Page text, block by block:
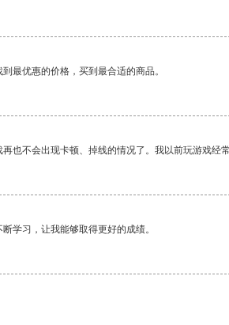
最优惠的价格，买到最合适的商品。
也不会出现卡顿、掉线的情况了。我以前玩游戏经
学习，让我能够取得更好的成绩。